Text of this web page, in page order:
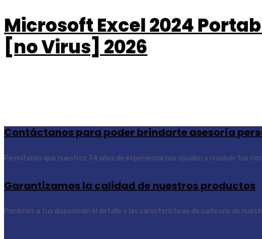
Microsoft Excel 2024
[no Virus] 2026
Contáctanos para poder brindarte asesoría
Permítenos que nuestros 34 años de experiencia nos ayuden a resolver tus
Garantizamos la calidad de nuestros productos
Ponémos a tus disposición el detalle y las características de cada uno de